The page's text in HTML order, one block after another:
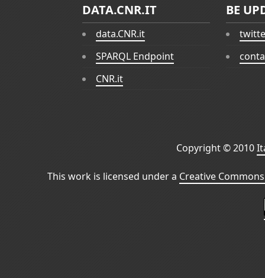
DATA.CNR.IT
data.CNR.it
SPARQL Endpoint
CNR.it
BE
Copyright © 2010
This work is licensed under a Creative